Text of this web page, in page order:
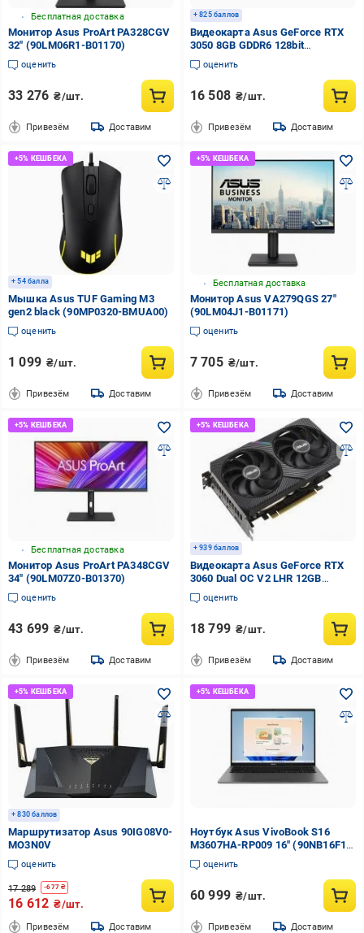
Бесплатная доставка
Монитор Asus ProArt PA328CGV
32" (90LM06R1-B01170)
оценить
33 276 ₴/шт.
Привезём Доставим
+ 825 баллов
Видеокарта Asus GeForce RTX
3050 8GB GDDR6 128bit
(90YV0GH6-M0NA00)
оценить
16 508 ₴/шт.
Привезём Доставим
+ 54 балла
Мышка Asus TUF Gaming M3
gen2 black (90MP0320-BMUA00)
оценить
1 099 ₴/шт.
Привезём Доставим
Бесплатная доставка
Монитор Asus VA279QGS 27"
(90LM04J1-B01171)
оценить
7 705 ₴/шт.
Привезём Доставим
Бесплатная доставка
Монитор Asus ProArt PA348CGV
34" (90LM07Z0-B01370)
оценить
43 699 ₴/шт.
Привезём Доставим
+ 939 баллов
Видеокарта Asus GeForce RTX
3060 Dual OC V2 LHR 12GB
GDDR6 192bit (DUAL RTX3060
O12G V2)
оценить
18 799 ₴/шт.
Привезём Доставим
+ 830 баллов
Маршрутизатор Asus 90IG08V0-
MO3N0V
оценить
17 289 -677 ₴
16 612 ₴/шт.
Привезём Доставим
Ноутбук Asus VivoBook S16
M3607HA-RP009 16" (90NB16F1-
M000H0) grey
оценить
60 999 ₴/шт.
Привезём Доставим